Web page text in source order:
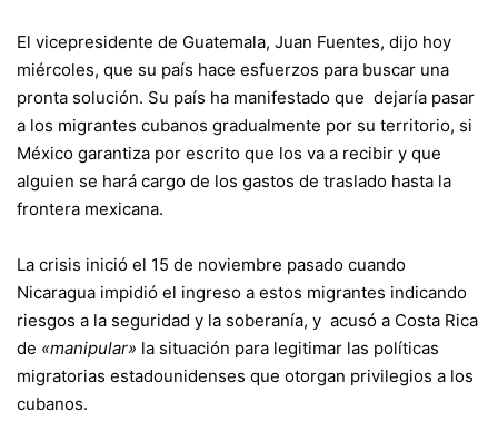
El vicepresidente de Guatemala, Juan Fuentes, dijo hoy
miércoles, que su país hace esfuerzos para buscar una
pronta solución. Su país ha manifestado que dejaría pasar
a los migrantes cubanos gradualmente por su territorio, si
México garantiza por escrito que los va a recibir y que
alguien se hará cargo de los gastos de traslado hasta la
frontera mexicana.
La crisis inició el 15 de noviembre pasado cuando
Nicaragua impidió el ingreso a estos migrantes indicando
riesgos a la seguridad y la soberanía, y acusó a Costa Rica
de «manipular» la situación para legitimar las políticas
migratorias estadounidenses que otorgan privilegios a los
cubanos.